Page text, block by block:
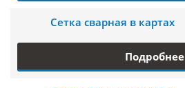
Сетка сварная в картах
Подробнее